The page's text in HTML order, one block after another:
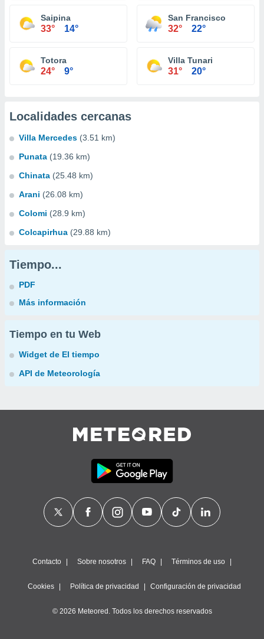
Saipina
33° 14°
San Francisco
32° 22°
Totora
24° 9°
Villa Tunari
31° 20°
Localidades cercanas
Villa Mercedes (3.51 km)
Punata (19.36 km)
Chinata (25.48 km)
Arani (26.08 km)
Colomi (28.9 km)
Colcapirhua (29.88 km)
Tiempo...
PDF
Más información
Tiempo en tu Web
Widget de El tiempo
API de Meteorología
Contacto Sobre nosotros FAQ Términos de uso
Cookies Política de privacidad Configuración de privacidad
© 2026 Meteored. Todos los derechos reservados